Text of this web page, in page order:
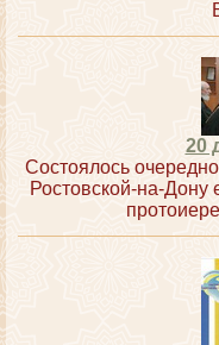
20
Состоялось
Ростовской-на-Дону